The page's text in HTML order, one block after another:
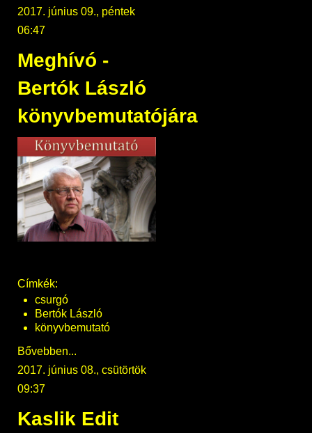
2017. június 09., péntek
06:47
Meghívó -
Bertók László
könyvbemutatójára
Címkék:
csurgó
Bertók László
könyvbemutató
Bővebben...
2017. június 08., csütörtök
09:37
Kaslik Edit